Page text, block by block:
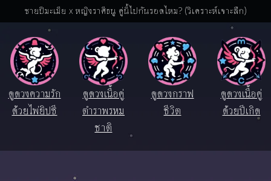
ชายปีมะเมีย x หญิงราศีธนู คู่นี้ไปกันรอดไหม? (วิเคราะห์เจาะลึก)
ดูดวงความรัก
ด้วยไพ่ยิปซี
ดูดวงเนื้อคู่
ตำราพรหม
ชาติ
ดูดวงกราฟ
ชีวิต
ดูดวงเนื้อคู่
ด้วยปีเกิด